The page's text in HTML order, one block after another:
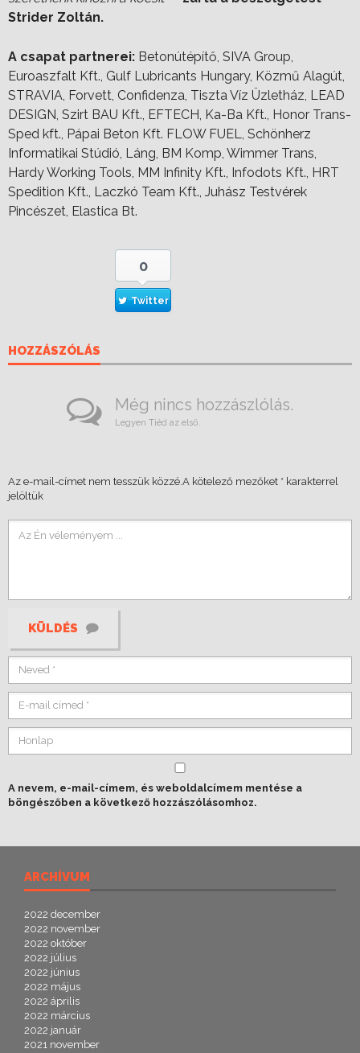
Strider Zoltán.
A csapat partnerei: Betonútépítő, SIVA Group,
Euroaszfalt Kft., Gulf Lubricants Hungary, Közmű Alagút,
STRAVIA, Forvett, Confidenza, Tiszta Víz Üzletház, LEAD
DESIGN, Szirt BAU Kft., EFTECH, Ka-Ba Kft., Honor Trans-
Sped kft., Pápai Beton Kft. FLOW FUEL, Schönherz
Informatikai Stúdió, Láng, BM Komp, Wimmer Trans,
Hardy Working Tools, MM Infinity Kft., Infodots Kft., HRT
Spedition Kft., Laczkó Team Kft., Juhász Testvérek
Pincészet, Elastica Bt.
0
Twitter
HOZZÁSZÓLÁS
Még nincs hozzászlólás.
Legyen Tiéd az első.
Az e-mail-címet nem tesszük közzé. A kötelező mezőket * karakterrel
jelöltük
KÜLDÉS
A nevem, e-mail-címem, és weboldalcímem mentése a
böngészőben a következő hozzászólásomhoz.
ARCHÍVUM
2022 december
2022 november
2022 október
2022 július
2022 június
2022 május
2022 április
2022 március
2022 január
2021 november